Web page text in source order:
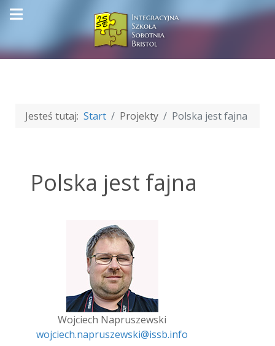
Jesteś tutaj: Start Projekty Polska jest fajna
Polska jest fajna
Wojciech Napruszewski
wojciech.napruszewski@issb.info